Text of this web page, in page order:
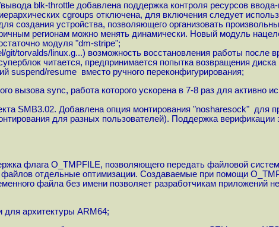
blk-throttle добавлена поддержка контроля ресурсов
cgroups отключена, для включения следует
устройства, позволяющего организовать
регионам можно менять динамически. Новый модуль
модуля "dm-stripe";
git/torvalds/linux.g...) возможность восстановления работы после
читается, предпринимается попытка возвращения
suspend/resume вместо ручного переконфигурирования;
вызова sync, работа которого ускорена в 7-8 раз для активно
SMB3.02. Добавлена опция монтирования "nosharesock" для
для разных пользователей). Поддержка
флага O_TMPFILE, позволяющего передать файловой
файлов отдельные оптимизации. Создаваемые при помощи
файла без имени позволяет разработчикам приложений
архитектуры ARM64;